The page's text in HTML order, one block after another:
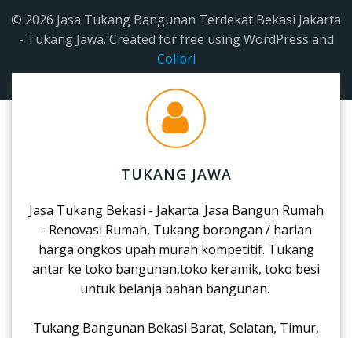
© 2026 Jasa Tukang Bangunan Terdekat Bekasi Jakarta
- Tukang Jawa. Created for free using WordPress and
Colibri
TUKANG JAWA
Jasa Tukang Bekasi - Jakarta. Jasa Bangun Rumah
- Renovasi Rumah, Tukang borongan / harian
harga ongkos upah murah kompetitif. Tukang
antar ke toko bangunan,toko keramik, toko besi
untuk belanja bahan bangunan.
Tukang Bangunan Bekasi Barat, Selatan, Timur,